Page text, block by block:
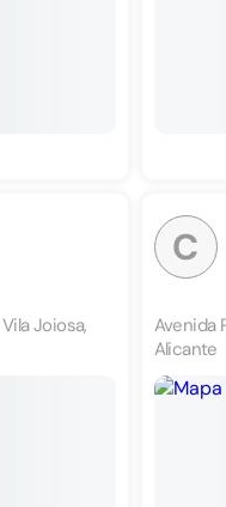
Joiosa,
C
Avenida
Alicante